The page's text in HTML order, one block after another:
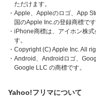
ただけます。
・Apple、Appleのロゴ、App
国のApple Inc.の登録商標です
・iPhone商標は、アイホン株
す。
・Copyright (C) Apple Inc. All
・Android、Androidロゴ、
Google LLC の商標です。
Yahoo!フリマについて